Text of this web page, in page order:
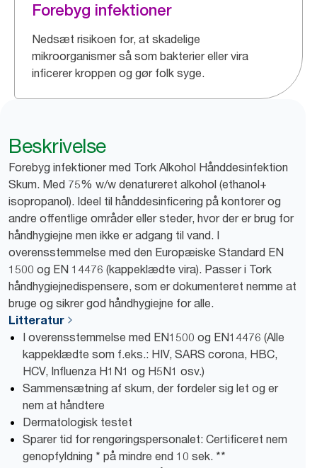
Forebyg infektioner
Nedsæt risikoen for, at skadelige
mikroorganismer så som bakterier eller vira
inficerer kroppen og gør folk syge.
Beskrivelse
Forebyg infektioner med Tork Alkohol Hånddesinfektion
Skum. Med 75% w/w denatureret alkohol (ethanol+
isopropanol). Ideel til hånddesinficering på kontorer og
andre offentlige områder eller steder, hvor der er brug for
håndhygiejne men ikke er adgang til vand. I
overensstemmelse med den Europæiske Standard EN
1500 og EN 14476 (kappeklædte vira). Passer i Tork
håndhygiejnedispensere, som er dokumenteret nemme at
bruge og sikrer god håndhygiejne for alle.
Litteratur
I overensstemmelse med EN1500 og EN14476 (Alle
kappeklædte som f.eks.: HIV, SARS corona, HBC,
HCV, Influenza H1N1 og H5N1 osv.)
Sammensætning af skum, der fordeler sig let og er
nem at håndtere
Dermatologisk testet
Sparer tid for rengøringspersonalet: Certificeret nem
genopfyldning * på mindre end 10 sek. **